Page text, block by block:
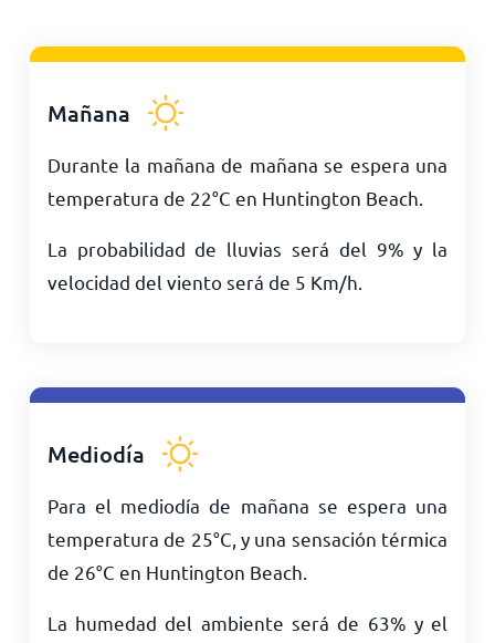
Mañana
Durante la mañana de mañana se espera una
temperatura de 22°C en Huntington Beach.
La probabilidad de lluvias será del 9% y la
velocidad del viento será de 5 Km/h
Mediodía
Para el mediodía de mañana se espera una
temperatura de 25°C , y una sensación térmica
de 26°C en Huntington Beach.
La humedad del ambiente será de 63% y el